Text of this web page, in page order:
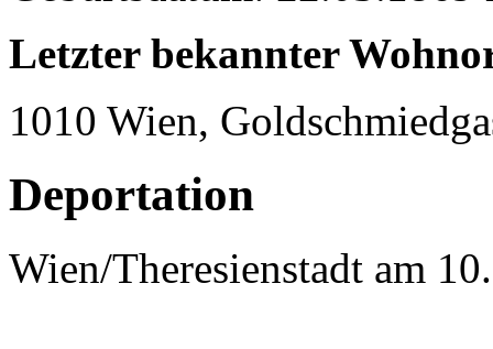
Letzter bekannter
1010 Wien,
Deportation
Wien/Theresienstadt am